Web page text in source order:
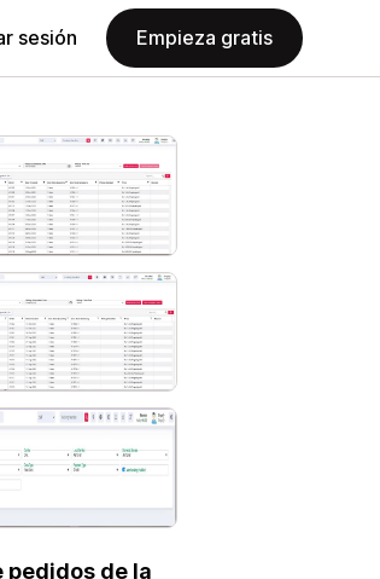
sesión Empieza gratis
de la